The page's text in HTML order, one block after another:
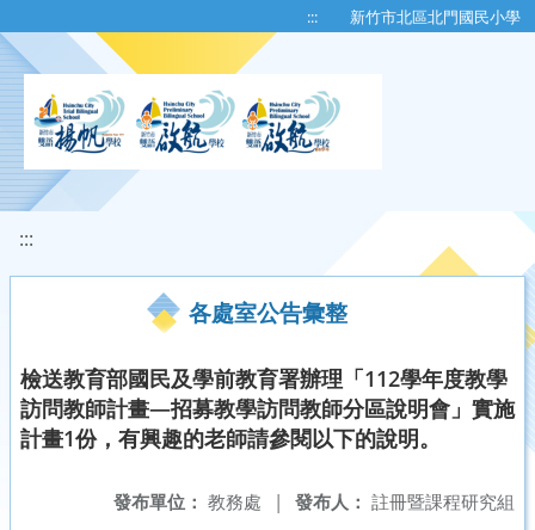
::: 新竹市北區北門國民小學
:::
各處室公告彙整
檢送教育部國民及學前教育署辦理「112學年度教學
訪問教師計畫—招募教學訪問教師分區說明會」實施
計畫1份，有興趣的老師請參閱以下的說明。
發布人： 註冊暨課程研究組
發布單位： 教務處 |